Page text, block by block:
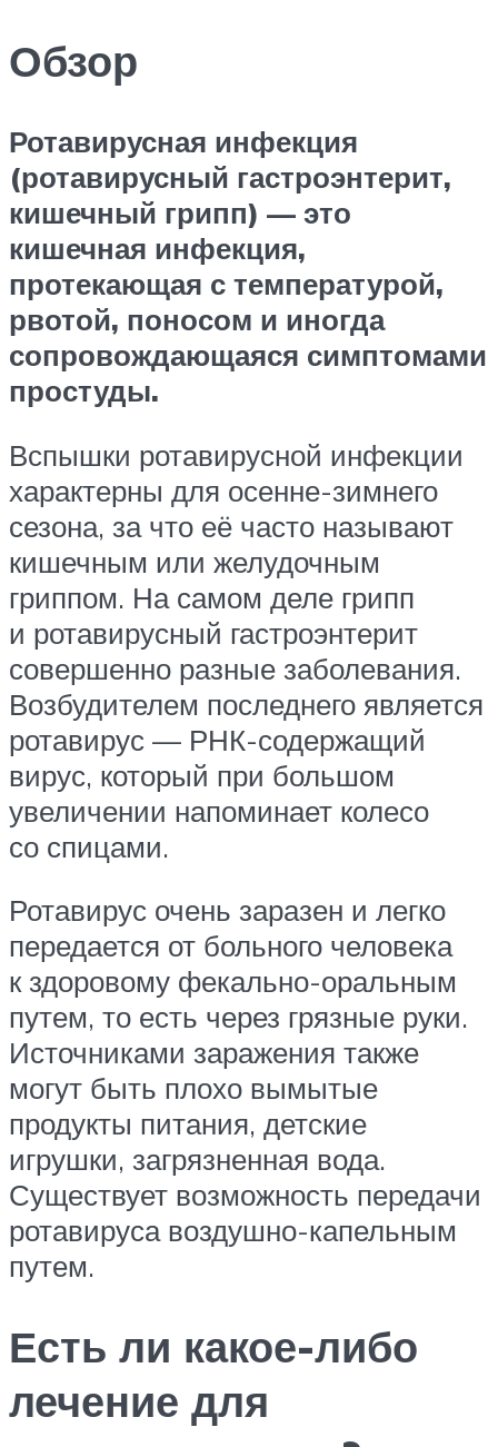
Обзор
Ротавирусная инфекция
(ротавирусный гастроэнтерит,
кишечный грипп) — это
кишечная инфекция,
протекающая с температурой,
рвотой, поносом и иногда
сопровождающаяся симптомами
простуды.
Вспышки ротавирусной инфекции
характерны для осенне-зимнего
сезона, за что её часто называют
кишечным или желудочным
гриппом. На самом деле грипп
и ротавирусный гастроэнтерит
совершенно разные заболевания.
Возбудителем последнего является
ротавирус — РНК-содержащий
вирус, который при большом
увеличении напоминает колесо
со спицами.
Ротавирус очень заразен и легко
передается от больного человека
к здоровому фекально-оральным
путем, то есть через грязные руки.
Источниками заражения также
могут быть плохо вымытые
продукты питания, детские
игрушки, загрязненная вода.
Существует возможность передачи
ротавируса воздушно-капельным
путем.
Есть ли какое-либо
лечение для